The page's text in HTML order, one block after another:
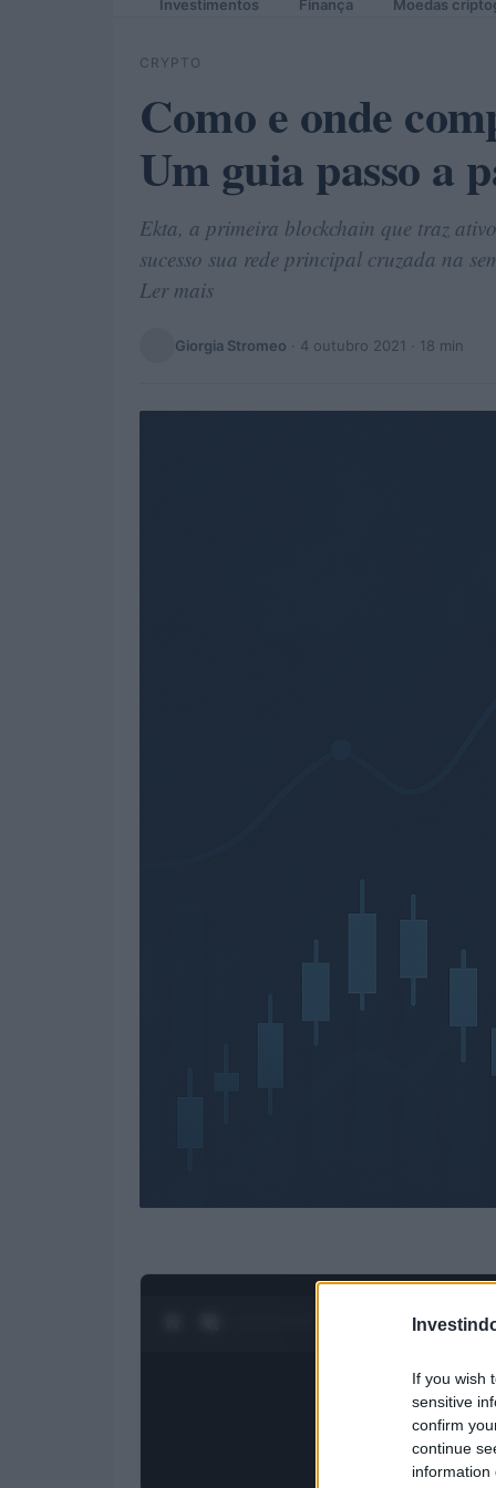
If you wish
sensitive
confirm
continue
information
Investimentos Finança Moedas
CRYPTO
Como e onde
Um guia passo a
Ekta, a primeira blockchain que traz
sucesso sua rede principal cruzada na
Ler mais
Giorgia Stromeo · 4 outubro 2021 · 18 min
1/4